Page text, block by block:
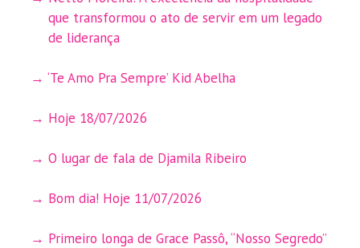
que transformou o ato de servir em um legado
de liderança
‘Te Amo Pra Sempre’ Kid Abelha
Hoje 18/07/2026
O lugar de fala de Djamila Ribeiro
Bom dia! Hoje 11/07/2026
Primeiro longa de Grace Passô, “Nosso Segredo”